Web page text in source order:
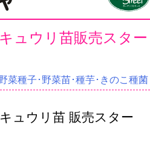
ュウリ苗販売スター
菜種子･野菜苗･種芋･きのこ種菌
ュウリ苗 販売スター